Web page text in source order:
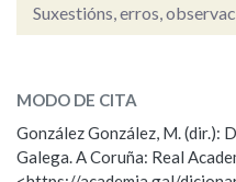
Na fraseoloxía
OUTRAS OPCIÓNS DE
Marcas gramaticais
Suxestións, erros,
ESCOLLE UNHA
Observación Hai
MODO DE CITA
González González, M. (dir.):
Galega. A Coruña: Real